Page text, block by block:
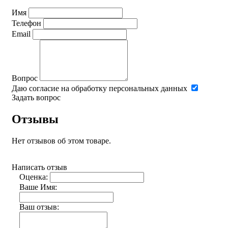
Имя
Телефон
Email
Вопрос
Даю согласие на обработку персональных данных
Задать вопрос
Отзывы
Нет отзывов об этом товаре.
Написать отзыв
Оценка:
Ваше Имя:
Ваш отзыв: